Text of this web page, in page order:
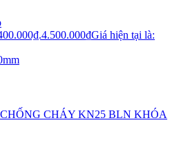
4.500.000₫Giá hiện tại là: